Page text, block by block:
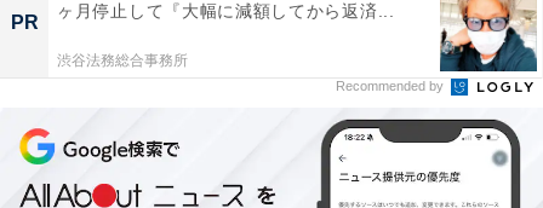
PR
ヶ月停止して『大幅に減額してから返済...
渋谷法務総合事務所
Recommended by